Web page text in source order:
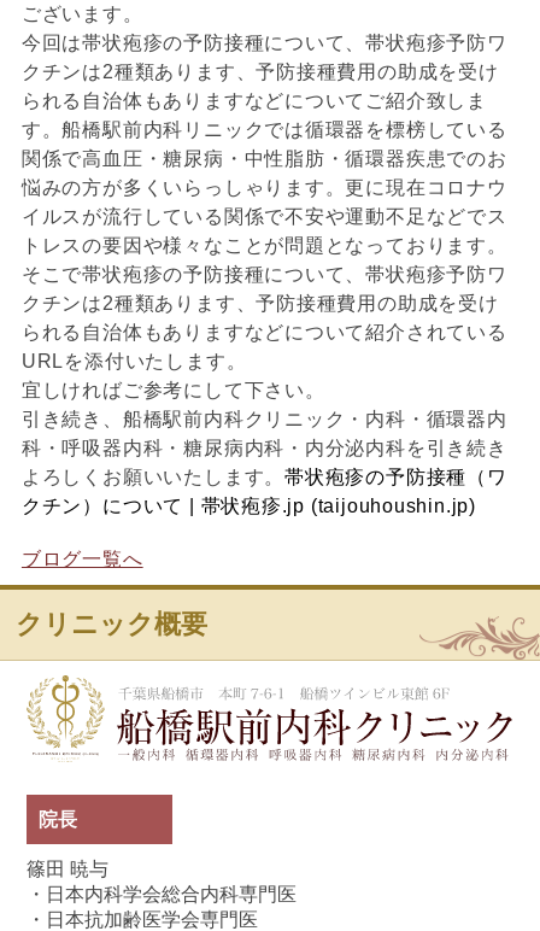
ございます。
今回は帯状疱疹の予防接種について、帯状疱疹予防ワ
クチンは2種類あります、予防接種費用の助成を受け
られる自治体もありますなどについてご紹介致しま
す。船橋駅前内科リニックでは循環器を標榜している
関係で高血圧・糖尿病・中性脂肪・循環器疾患でのお
悩みの方が多くいらっしゃります。更に現在コロナウ
イルスが流行している関係で不安や運動不足などでス
トレスの要因や様々なことが問題となっております。
そこで帯状疱疹の予防接種について、帯状疱疹予防ワ
クチンは2種類あります、予防接種費用の助成を受け
られる自治体もありますなどについて紹介されている
URLを添付いたします。
宜しければご参考にして下さい。
引き続き、船橋駅前内科クリニック・内科・循環器内
科・呼吸器内科・糖尿病内科・内分泌内科を引き続き
よろしくお願いいたします。帯状疱疹の予防接種（ワ
クチン）について | 帯状疱疹.jp (taijouhoushin.jp)
ブログ一覧へ
クリニック概要
院長
篠田 暁与
・日本内科学会総合内科専門医
・日本抗加齢医学会専門医